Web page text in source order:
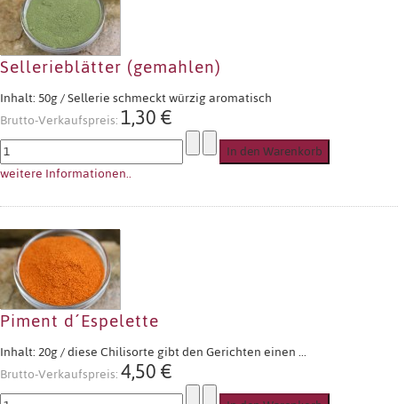
Sellerieblätter (gemahlen)
Inhalt: 50g / Sellerie schmeckt würzig aromatisch
Brutto-Verkaufspreis:1,30 €
weitere Informationen..
Piment d´Espelette
Inhalt: 20g / diese Chilisorte gibt den Gerichten einen ...
Brutto-Verkaufspreis:4,50 €